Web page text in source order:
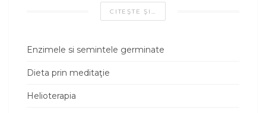
CITEŞTE ŞI…
Enzimele si semintele germinate
Dieta prin meditaţie
Helioterapia